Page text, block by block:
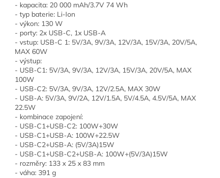
- kapacita: 20 000 mAh/3.7V 74 Wh
- typ baterie: Li-Ion
- výkon: 130 W
- porty: 2x USB-C, 1x USB-A
- vstup: USB-C 1: 5V/3A, 9V/3A, 12V/3A, 15V/3A, 20V/5A,
MAX 60W
- výstup:
- USB-C1: 5V/3A, 9V/3A, 12V/3A, 15V/3A, 20V/5A, MAX
100W
- USB-C2: 5V/3A, 9V/3A, 12V/2.5A, MAX 30W
- USB-A: 5V/3A, 9V/2A, 12V/1.5A, 5V/4.5A, 4.5V/5A, MAX
22.5W
- kombinace zapojení:
- USB-C1+USB-C2: 100W+30W
- USB-C1+USB-A: 100W+22.5W
- USB-C2+USB-A: (5V/3A)15W
- USB-C1+USB-C2+USB-A: 100W+(5V/3A)15W
- rozměry: 133 x 25 x 83 mm
- váha: 391 g